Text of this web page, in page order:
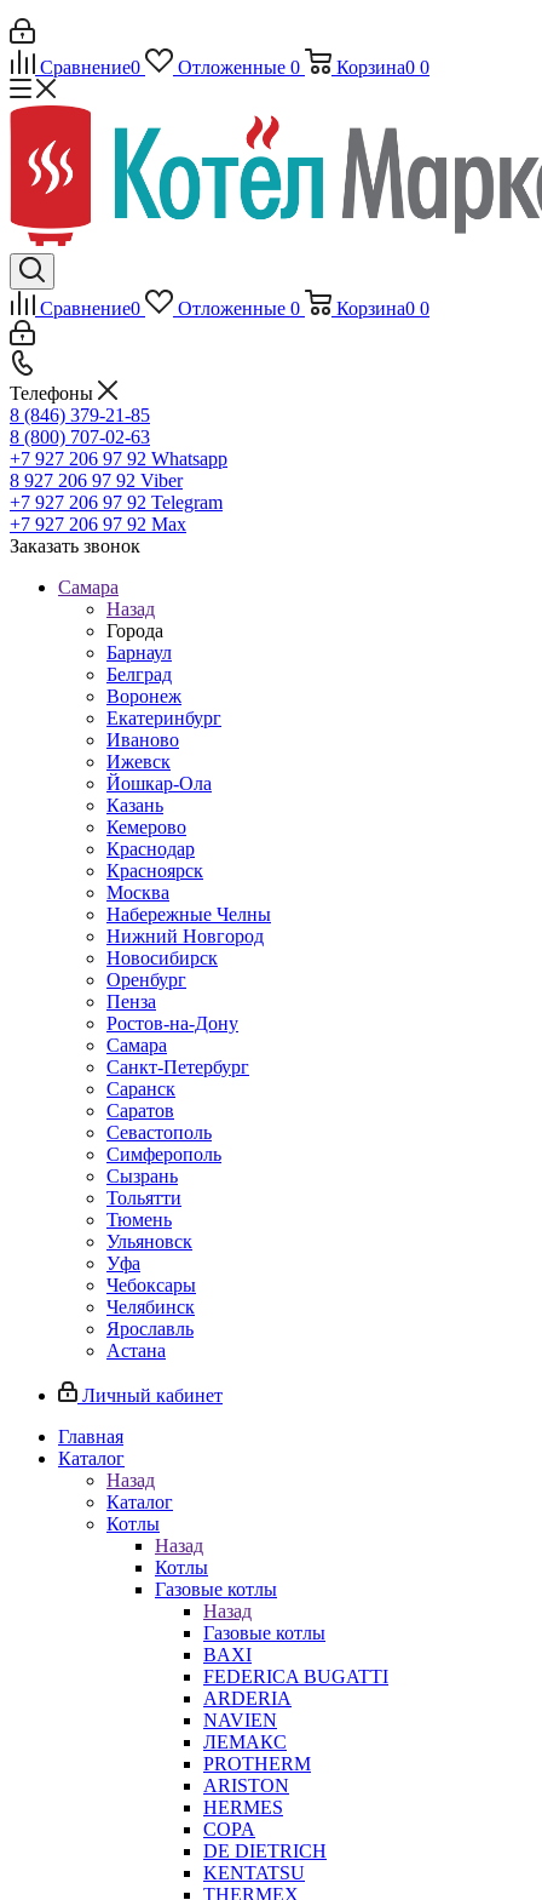
Сравнение0 Отложенные 0 Корзина0 0
Сравнение0 Отложенные 0 Корзина0 0
Телефоны
8 (846) 379-21-85
8 (800) 707-02-63
+7 927 206 97 92 Whatsapp
8 927 206 97 92 Viber
+7 927 206 97 92 Telegram
+7 927 206 97 92 Max
Заказать звонок
Самара
Назад
Города
Барнаул
Белград
Воронеж
Екатеринбург
Иваново
Ижевск
Йошкар-Ола
Казань
Кемерово
Краснодар
Красноярск
Москва
Набережные Челны
Нижний Новгород
Новосибирск
Оренбург
Пенза
Ростов-на-Дону
Самара
Санкт-Петербург
Саранск
Саратов
Севастополь
Симферополь
Сызрань
Тольятти
Тюмень
Ульяновск
Уфа
Чебоксары
Челябинск
Ярославль
Астана
Личный кабинет
Главная
Каталог
Назад
Каталог
Котлы
Назад
Котлы
Газовые котлы
Назад
Газовые котлы
BAXI
FEDERICA BUGATTI
ARDERIA
NAVIEN
ЛЕМАКС
PROTHERM
ARISTON
HERMES
COPA
DE DIETRICH
KENTATSU
THERMEX